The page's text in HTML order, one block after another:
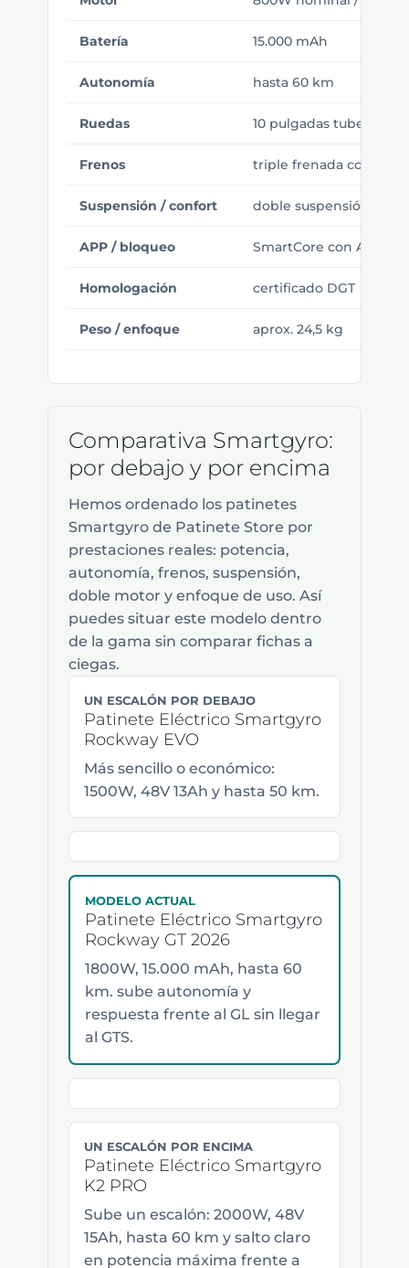
Batería 15.000 mAh
Autonomía hasta 60 km
Ruedas 10 pulgadas tubeless
Frenos triple frenada con
Suspensión / confort doble suspensión
APP / bloqueo SmartCore con APP y
Homologación certificado DGT
Peso / enfoque aprox. 24,5 kg
Comparativa Smartgyro:
por debajo y por encima
Hemos ordenado los patinetes
Smartgyro de Patinete Store por
prestaciones reales: potencia,
autonomía, frenos, suspensión,
doble motor y enfoque de uso. Así
puedes situar este modelo dentro
de la gama sin comparar fichas a
ciegas.
UN ESCALÓN POR DEBAJO
Patinete Eléctrico Smartgyro
Rockway EVO
Más sencillo o económico:
1500W, 48V 13Ah y hasta 50 km.
MODELO ACTUAL
Patinete Eléctrico Smartgyro
Rockway GT 2026
1800W, 15.000 mAh, hasta 60
km. sube autonomía y
respuesta frente al GL sin llegar
al GTS.
UN ESCALÓN POR ENCIMA
Patinete Eléctrico Smartgyro
K2 PRO
Sube un escalón: 2000W, 48V
15Ah, hasta 60 km y salto claro
en potencia máxima frente a